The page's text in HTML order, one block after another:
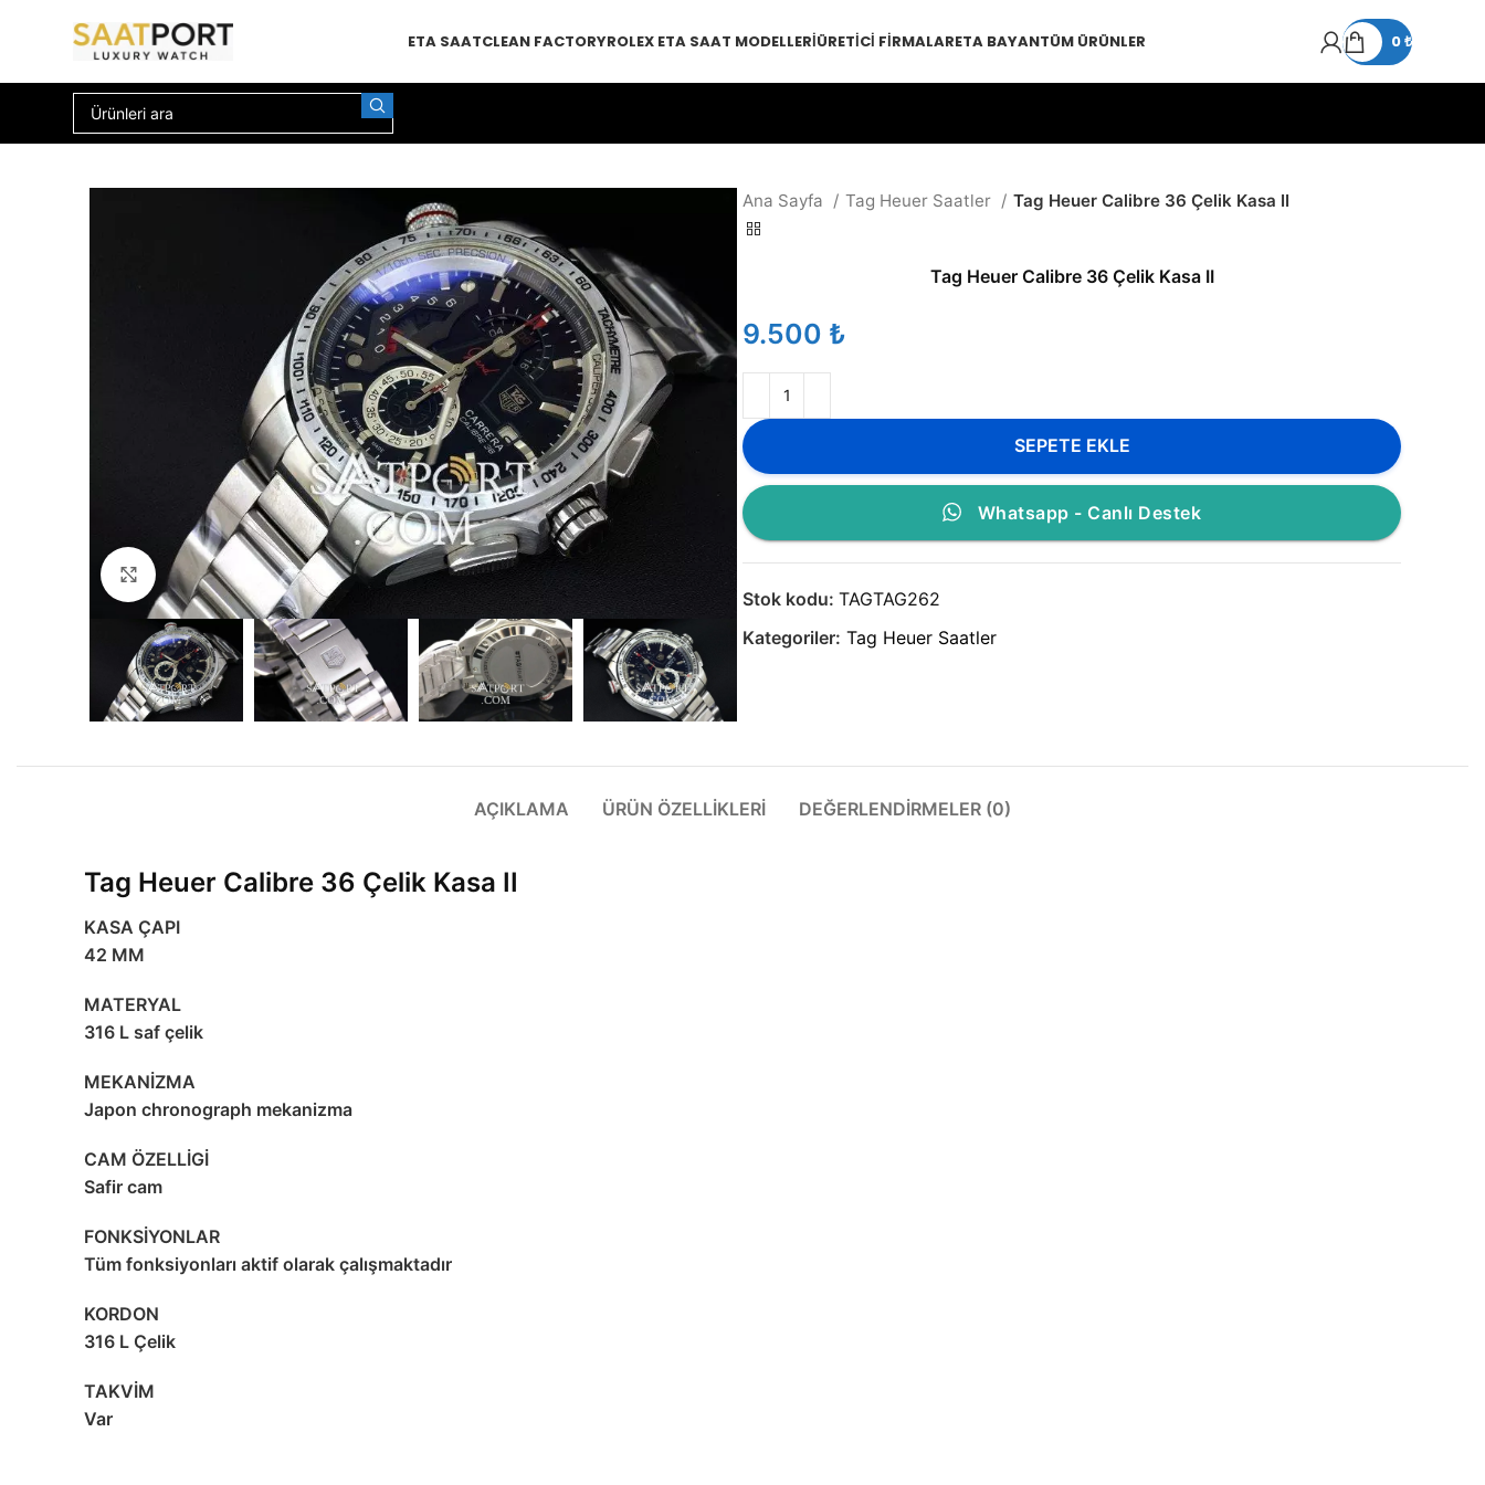
ETA SAATCLEAN FACTORYROLEX ETA SAAT MODELLERIÜRETICI FIRMALARETA BAYANTÜM ÜRÜNLER 0₺
Büyütmek için tıklayın
Ana Sayfa Tag Heuer Saatler Tag Heuer Calibre 36 Çelik Kasa II
Tag Heuer Calibre 36 Çelik Kasa II
₺
SEPETE EKLE
Whatsapp - Canlı Destek
Stok kodu: TAGTAG262
Kategoriler: Tag Heuer Saatler
AÇIKLAMA ÜRÜN ÖZELLIKLERI DEĞERLENDIRMELER (0)
Tag Heuer Calibre 36 Çelik Kasa II
KASA ÇAPI
42 MM
MATERYAL
316 L saf çelik
MEKANİZMA
Japon chronograph mekanizma
CAM ÖZELLİGİ
Safir cam
FONKSİYONLAR
Tüm fonksiyonları aktif olarak çalışmaktadır
KORDON
316 L Çelik
TAKVİM
Var